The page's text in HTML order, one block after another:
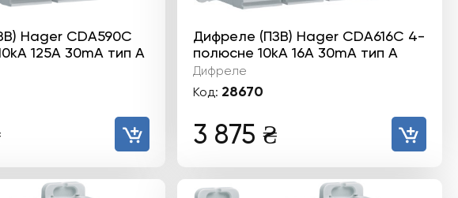
Hager CDA590C
125А 30mA тип А
Дифреле (ПЗВ) Hager CDA616C 4-
полюсне 10kА 16А 30mA тип А
Дифреле
Код: 28670
3 875₴